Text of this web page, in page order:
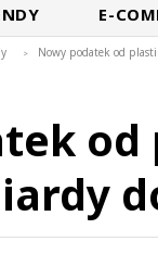
E-
> Nowy podatek od
od